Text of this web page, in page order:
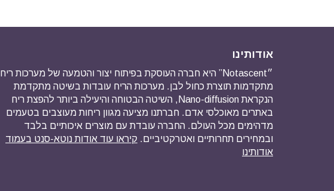
אודותינו
״Notascent” היא חברה העוסקת בפיתוח יצור והטמעה של מערכות ריח
מתקדמות תוצרת כחול לבן. מערכות הריח עובדות בשיטה מתקדמת
הנקראת Nano-diffusion, השיטה הבטוחה והיעילה ביותר להפצת ריח
באתרים מאוכלסי אדם. חברתנו מציעה מגוון ריחות מעוצבים בטעמים
מדהימים מכל העולם. החברה עובדת עם מוצרים איכותיים בלבד
ובמחירים תחרותיים ואטרקטיביים. קיראו עוד אודות נוטא-סנט בעמוד
אודותינו